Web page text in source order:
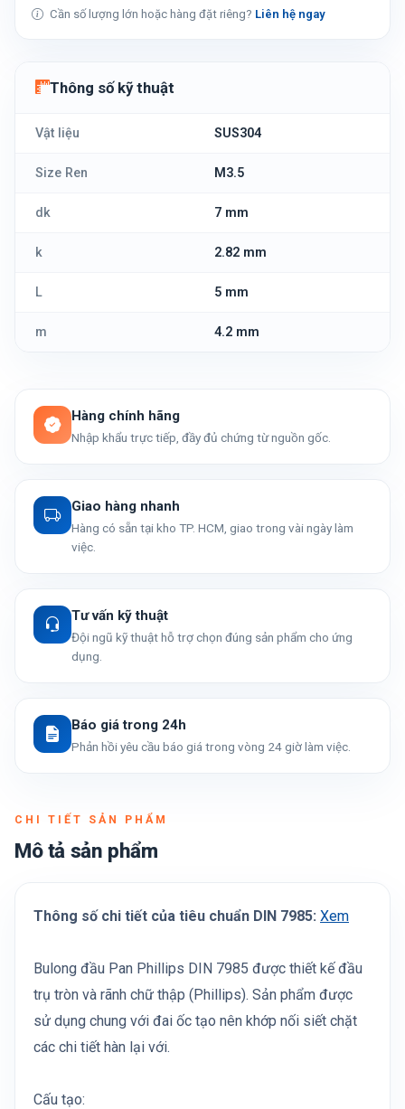
Cần số lượng lớn hoặc hàng đặt riêng? Liên hệ ngay
Thông số kỹ thuật
Vật liệu SUS304
Size Ren M3.5
dk 7 mm
k 2.82 mm
L 5 mm
m 4.2 mm
Hàng chính hãng
Nhập khẩu trực tiếp, đầy đủ chứng từ nguồn gốc.
Giao hàng nhanh
Hàng có sẵn tại kho TP. HCM, giao trong vài ngày làm
việc.
Tư vấn kỹ thuật
Đội ngũ kỹ thuật hỗ trợ chọn đúng sản phẩm cho ứng
dụng.
Báo giá trong 24h
Phản hồi yêu cầu báo giá trong vòng 24 giờ làm việc.
CHI TIẾT SẢN PHẨM
Mô tả sản phẩm
Thông số chi tiết của tiêu chuẩn DIN 7985: Xem
Bulong đầu Pan Phillips DIN 7985 được thiết kế đầu
trụ tròn và rãnh chữ thập (Phillips). Sản phẩm được
sử dụng chung với đai ốc tạo nên khớp nối siết chặt
các chi tiết hàn lại với.
Cấu tạo: